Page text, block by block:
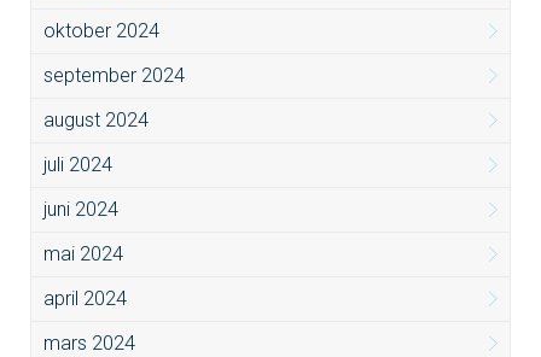
oktober 2024
september 2024
august 2024
juli 2024
juni 2024
mai 2024
april 2024
mars 2024